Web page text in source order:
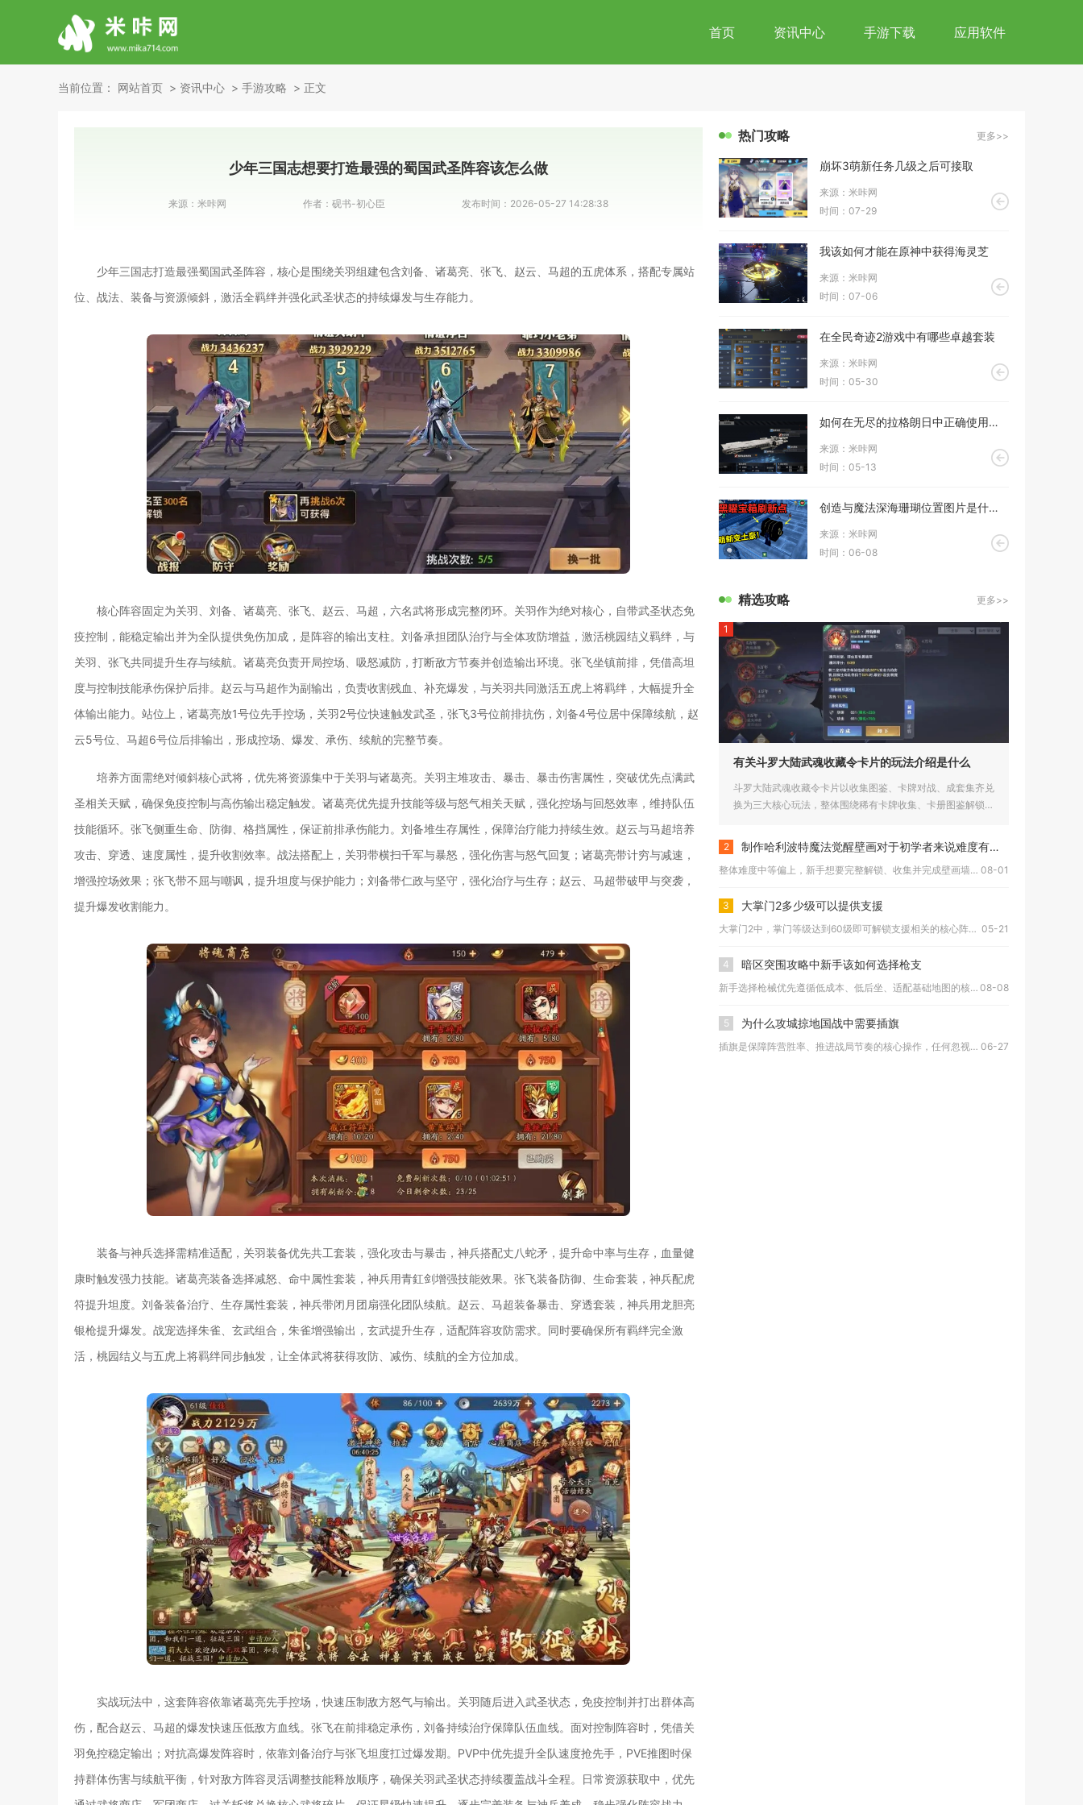
首页 资讯中心 手游下载 应用软件
当前位置： 网站首页 资讯中心 手游攻略 正文
少年三国志想要打造最强的蜀国武圣阵容该怎么做
来源： 米咔网 作者： 砚书-初心臣 发布时间： 2026-05-27 14:28:38
少年三国志打造最强蜀国武圣阵容，核心是围绕关羽组建包含刘备、诸葛亮、张飞、赵云、马超的五虎体系，搭配专属站
位、战法、装备与资源倾斜，激活全羁绊并强化武圣状态的持续爆发与生存能力。
核心阵容固定为关羽、刘备、诸葛亮、张飞、赵云、马超，六名武将形成完整闭环。关羽作为绝对核心，自带武圣状态免
疫控制，能稳定输出并为全队提供免伤加成，是阵容的输出支柱。刘备承担团队治疗与全体攻防增益，激活桃园结义羁绊，与
关羽、张飞共同提升生存与续航。诸葛亮负责开局控场、吸怒减防，打断敌方节奏并创造输出环境。张飞坐镇前排，凭借高坦
度与控制技能承伤保护后排。赵云与马超作为副输出，负责收割残血、补充爆发，与关羽共同激活五虎上将羁绊，大幅提升全
体输出能力。站位上，诸葛亮放1号位先手控场，关羽2号位快速触发武圣，张飞3号位前排抗伤，刘备4号位居中保障续航，赵
云5号位、马超6号位后排输出，形成控场、爆发、承伤、续航的完整节奏。
培养方面需绝对倾斜核心武将，优先将资源集中于关羽与诸葛亮。关羽主堆攻击、暴击、暴击伤害属性，突破优先点满武
圣相关天赋，确保免疫控制与高伤输出稳定触发。诸葛亮优先提升技能等级与怒气相关天赋，强化控场与回怒效率，维持队伍
技能循环。张飞侧重生命、防御、格挡属性，保证前排承伤能力。刘备堆生存属性，保障治疗能力持续生效。赵云与马超培养
攻击、穿透、速度属性，提升收割效率。战法搭配上，关羽带横扫千军与暴怒，强化伤害与怒气回复；诸葛亮带计穷与减速，
增强控场效果；张飞带不屈与嘲讽，提升坦度与保护能力；刘备带仁政与坚守，强化治疗与生存；赵云、马超带破甲与突袭，
提升爆发收割能力。
装备与神兵选择需精准适配，关羽装备优先共工套装，强化攻击与暴击，神兵搭配丈八蛇矛，提升命中率与生存，血量健
康时触发强力技能。诸葛亮装备选择减怒、命中属性套装，神兵用青釭剑增强技能效果。张飞装备防御、生命套装，神兵配虎
符提升坦度。刘备装备治疗、生存属性套装，神兵带闭月团扇强化团队续航。赵云、马超装备暴击、穿透套装，神兵用龙胆亮
银枪提升爆发。战宠选择朱雀、玄武组合，朱雀增强输出，玄武提升生存，适配阵容攻防需求。同时要确保所有羁绊完全激
活，桃园结义与五虎上将羁绊同步触发，让全体武将获得攻防、减伤、续航的全方位加成。
实战玩法中，这套阵容依靠诸葛亮先手控场，快速压制敌方怒气与输出。关羽随后进入武圣状态，免疫控制并打出群体高
伤，配合赵云、马超的爆发快速压低敌方血线。张飞在前排稳定承伤，刘备持续治疗保障队伍血线。面对控制阵容时，凭借关
羽免控稳定输出；对抗高爆发阵容时，依靠刘备治疗与张飞坦度扛过爆发期。PVP中优先提升全队速度抢先手，PVE推图时保
持群体伤害与续航平衡，针对敌方阵容灵活调整技能释放顺序，确保关羽武圣状态持续覆盖战斗全程。日常资源获取中，优先
热门攻略 更多>>
崩坏3萌新任务几级之后可接取
来源：米咔网
时间：07-29
我该如何才能在原神中获得海灵芝
来源：米咔网
时间：07-06
在全民奇迹2游戏中有哪些卓越套装
来源：米咔网
时间：05-30
如何在无尽的拉格朗日中正确使用战机
来源：米咔网
时间：05-13
创造与魔法深海珊瑚位置图片是什么样的
来源：米咔网
时间：06-08
精选攻略 更多>>
1
有关斗罗大陆武魂收藏令卡片的玩法介绍是什么
斗罗大陆武魂收藏令卡片以收集图鉴、卡牌对战、成套集齐兑
换为三大核心玩法，整体围绕稀有卡牌收集、卡册图鉴解锁、
2 制作哈利波特魔法觉醒壁画对于初学者来说难度有多大
整体难度中等偏上，新手想要完整解锁、收集并完成壁画墙面创意布... 08-01
3 大掌门2多少级可以提供支援
大掌门2中，掌门等级达到60级即可解锁支援相关的核心阵位玩法... 05-21
4 暗区突围攻略中新手该如何选择枪支
新手选择枪械优先遵循低成本、低后坐、适配基础地图的核心标准，... 08-08
5 为什么攻城掠地国战中需要插旗
插旗是保障阵营胜率、推进战局节奏的核心操作，任何忽视插旗行为... 06-27